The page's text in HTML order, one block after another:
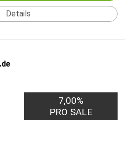
Details
7,00%
PRO SALE